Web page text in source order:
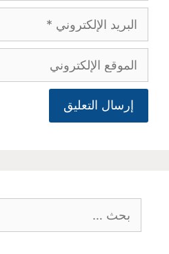
البريد
الإلكتروني
الموقع
الإلكتروني
عن: